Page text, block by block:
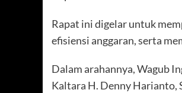
Rapat ini digelar untuk
efisiensi anggaran, serta
Dalam arahannya, Wagub
Kaltara H. Denny Harianto,